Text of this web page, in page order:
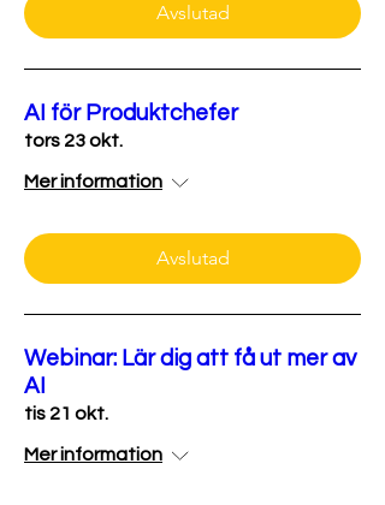
Avslutad
AI för Produktchefer
tors 23 okt.
Mer information
Avslutad
Webinar: Lär dig att få ut mer av
AI
tis 21 okt.
Mer information